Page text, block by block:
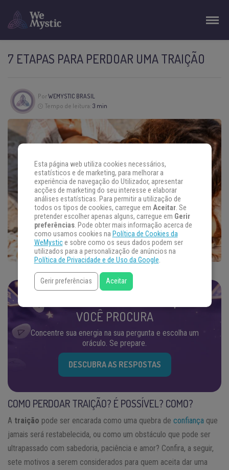
7 ETAPAS PARA PERDOAR UMA TRAIÇÃO
PorWEMYSTIC BRASIL
Tempo de leitura: 3 min
VOCÊ PROCURA
Concentre sua energia na sua pergunta e escolha um
oráculo. Se prepare.
DESCUBRA AS RESPOSTAS
COMO PERDOAR TRAIÇÃO? É POSSÍVEL? COMO?
A traição pode ser encarada como uma quebra de confiança que
jamais será restabelecida, ou como um obstáculo que pode ser
ultrapassado com sabedoria, paciência e amor? Confira, a seguir,
sete motivos a serem considerados para quem aceita dar uma
Esta página web utiliza cookies necessários,
estatísticos e de marketing, para melhorar a
experiência de navegação do Utilizador, apresentar
acções de marketing do seu interesse e elaborar
análises estatísticas. Para permitir a utilização de
todos os tipos de cookies, carregue em Aceitar. Se
pretender escolher apenas alguns, carregue em Gerir
preferências. Pode obter mais informação acerca de
como usamos cookies na Política de Cookies da
WeMystice sobre como os seus dados podem ser
utilizados para a personalização de anúncios na
Política de Privacidade e de Uso da Google.
Gerir preferências Aceitar